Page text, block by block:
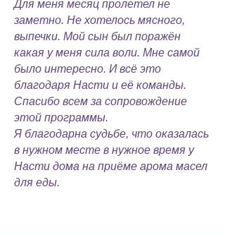
Для меня месяц пролетел не
заметно. Не хотелось мясного,
выпечки. Мой сын был поражён
какая у меня сила воли. Мне самой
было интересно. И всё это
благодаря Насти и её команды.
Спасибо всем за сопровождение
этой программы.
Я благодарна судьбе, что оказалась
в нужном месте в нужное время у
Насти дома на приёме арома масел
для еды.